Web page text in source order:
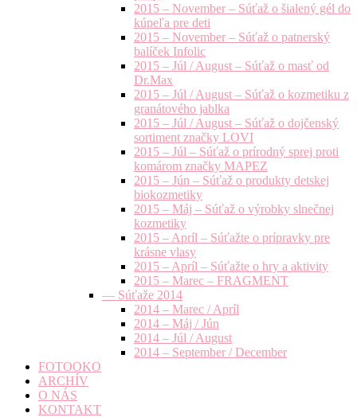
2015 – November – Súťaž o šialený gél do
kúpeľa pre deti
2015 – November – Súťaž o patnerský
balíček Infolic
2015 – Júl / August – Súťaž o masť od
Dr.Max
2015 – Júl / August – Súťaž o kozmetiku z
granátového jablka
2015 – Júl / August – Súťaž o dojčenský
sortiment značky LOVI
2015 – Júl – Súťaž o prírodný sprej proti
komárom značky MAPEZ
2015 – Jún – Súťaž o produkty detskej
biokozmetiky
2015 – Máj – Súťaž o výrobky slnečnej
kozmetiky
2015 – Apríl – Súťažte o prípravky pre
krásne vlasy
2015 – Apríl – Súťažte o hry a aktivity
2015 – Marec – FRAGMENT
— Súťaže 2014
2014 – Marec / Apríl
2014 – Máj / Jún
2014 – Júl / August
2014 – September / December
FOTOOKO
ARCHÍV
O NÁS
KONTAKT